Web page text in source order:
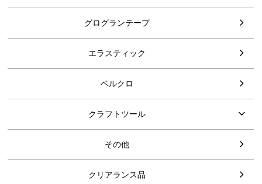
グログランテープ
エラスティック
ベルクロ
クラフトツール
その他
クリアランス品